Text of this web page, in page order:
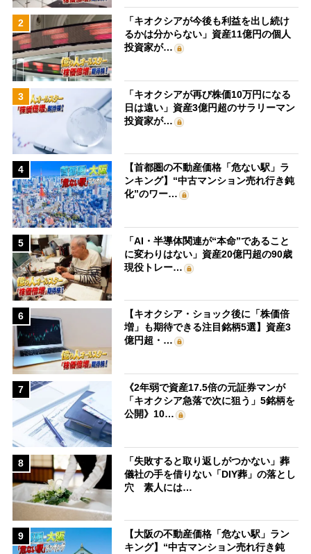
2
「キオクシアが今後も利益を出し続け
るかは分からない」資産11億円の個人
投資家が…
3
「キオクシアが再び株価10万円になる
日は遠い」資産3億円超のサラリーマン
投資家が…
4
【首都圏の不動産価格「危ない駅」ラ
ンキング】“中古マンション売れ行き鈍
化”のワー…
5
「AI・半導体関連が“本命”であること
に変わりはない」資産20億円超の90歳
現役トレー…
6
【キオクシア・ショック後に「株価倍
増」も期待できる注目銘柄5選】資産3
億円超・…
7
《2年弱で資産17.5倍の元証券マンが
「キオクシア急落で次に狙う」5銘柄を
公開》10…
8
「失敗すると取り返しがつかない」葬
儀社の手を借りない「DIY葬」の落とし
穴 素人には…
9
【大阪の不動産価格「危ない駅」ラン
キング】“中古マンション売れ行き鈍